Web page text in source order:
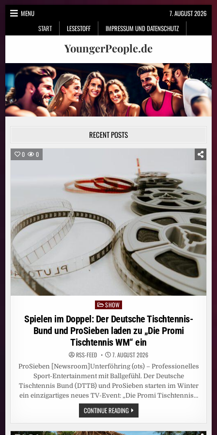
Skip
MENU
START
LESESTOFF IMPRESSUM UND DATENSCHUTZ
7. AUGUST 2026
YoungerPeople.de
RECENT POSTS
0 0
Posted
in
SHOW
Spielen im Doppel: Der Deutsche Tischtennis-
Bund und ProSieben laden zu „Die Promi
Tischtennis WM“ ein
RSS-FEED 7. AUGUST 2026
ProSieben [Newsroom]Unterföhring (ots) – Professionelles
Sport-Entertainment mit Ballgefühl. Der Deutsche
Tischtennis Bund (DTTB) und ProSieben starten im Winter
ein einzigartiges neues TV-Event: „Die Promi Tischtennis…
CONTINUE READINGSPIELEN
IM
DOPPEL: